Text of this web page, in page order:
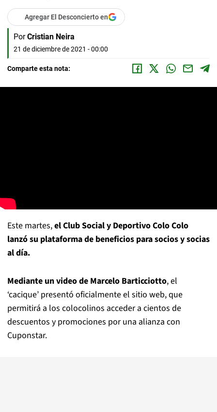
Agregar El Desconcierto en
Por Cristian Neira
21 de diciembre de 2021 - 00:00
Comparte esta nota:
Este martes,el Club Social y Deportivo Colo Colo
lanzó su plataforma de beneficios para socios y socias
al día.
Mediante un video de Marcelo Barticciotto, el
‘cacique’ presentó oficialmente el sitio web, que
permitirá a los colocolinos acceder a cientos de
descuentos y promociones por una alianza con
Cuponstar.